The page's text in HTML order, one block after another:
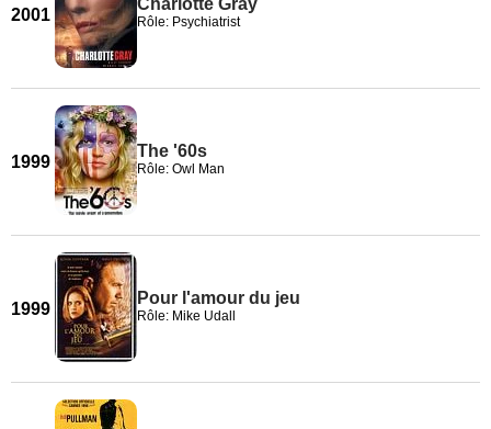
2001
Charlotte Gray
Rôle: Psychiatrist
1999
The '60s
Rôle: Owl Man
1999
Pour l'amour du jeu
Rôle: Mike Udall